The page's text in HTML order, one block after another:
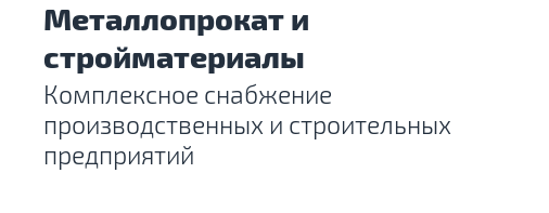
Металлопрокат и
стройматериалы
Комплексное снабжение
производственных и строительных
предприятий